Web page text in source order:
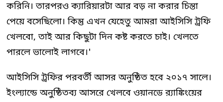
করিনি। তারপরও ক্যারিয়ারটা আর বড় না করার চিন্তা
পেয়ে বসেছিলো। কিন্তু এখন যেহেতু আমরা আইসিসি ট্রফি
খেলবো, তাই আর কিছুটা দিন কষ্ট করতে চাই। খেলতে
পারলে ভালোই লাগবে।'
আইসিসি ট্রফির পরবর্তী আসর অনুষ্ঠিত হবে ২০১৭ সালে।
ইংল্যান্ডে অনুষ্ঠিতব্য আসরে খেলবে ওয়ানডে র‍্যাঙ্কিংয়ের